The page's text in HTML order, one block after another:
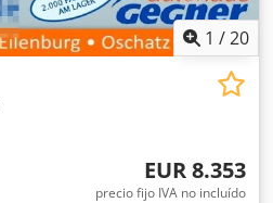
1 /20
EUR 8.353
precio fijo IVA no incluído